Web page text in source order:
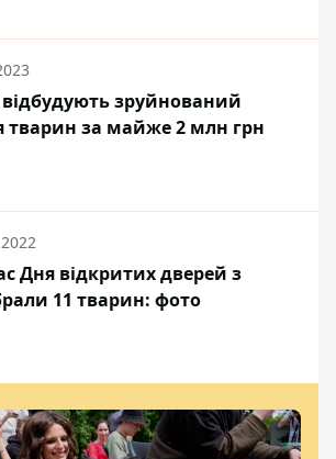
зруйнований
тварин за майже 2 млн грн
Дня відкритих дверей з
11 тварин: фото